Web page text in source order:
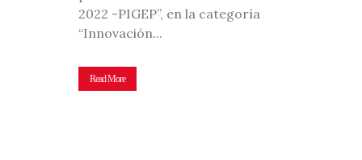
2022 -PIGEP”, en la categoría
“Innovación...
Read More